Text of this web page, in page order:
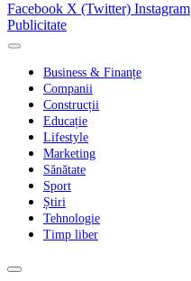
Facebook X (Twitter) Instagram
Publicitate
Business & Finanțe
Companii
Construcții
Educație
Lifestyle
Marketing
Sănătate
Sport
Știri
Tehnologie
Timp liber